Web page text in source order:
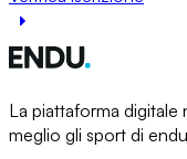
La piattaforma digitale
meglio gli sport di